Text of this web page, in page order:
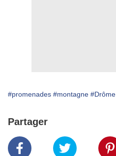
#promenades #montagne #Drôme
Partager